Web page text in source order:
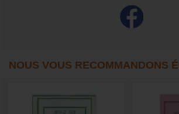
NOUS VOUS RECOMMANDONS